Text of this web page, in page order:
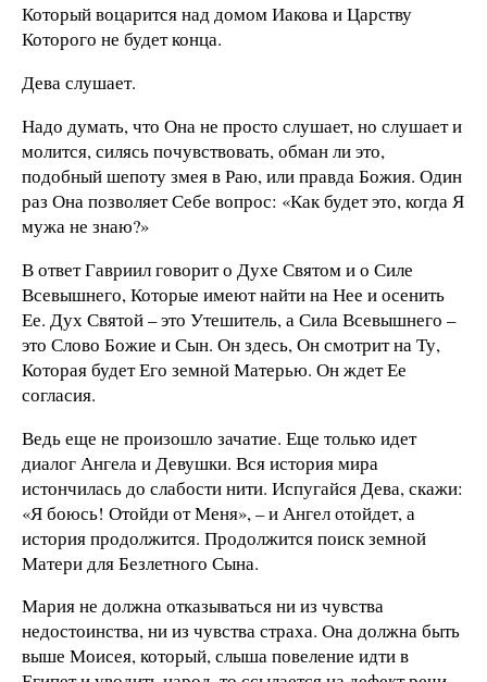
Который воцарится над домом Иакова и Царству
Которого не будет конца.
Дева слушает.
Надо думать, что Она не просто слушает, но слушает и
молится, силясь почувствовать, обман ли это,
подобный шепоту змея в Раю, или правда Божия. Один
раз Она позволяет Себе вопрос: «Как будет это, когда Я
мужа не знаю?»
В ответ Гавриил говорит о Духе Святом и о Силе
Всевышнего, Которые имеют найти на Нее и осенить
Ее. Дух Святой – это Утешитель, а Сила Всевышнего –
это Слово Божие и Сын. Он здесь, Он смотрит на Ту,
Которая будет Его земной Матерью. Он ждет Ее
согласия.
Ведь еще не произошло зачатие. Еще только идет
диалог Ангела и Девушки. Вся история мира
истончилась до слабости нити. Испугайся Дева, скажи:
«Я боюсь! Отойди от Меня», – и Ангел отойдет, а
история продолжится. Продолжится поиск земной
Матери для Безлетного Сына.
Мария не должна отказываться ни из чувства
недостоинства, ни из чувства страха. Она должна быть
выше Моисея, который, слыша повеление идти в